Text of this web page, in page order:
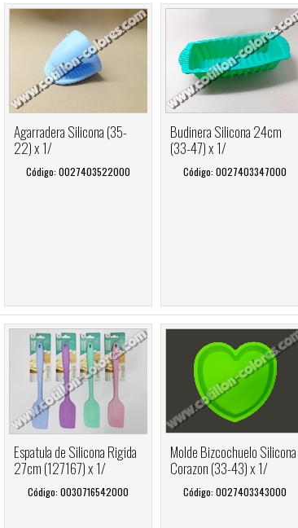
Agarradera Silicona (35-
22) x 1/
Código: 0027403522000
Budinera Silicona 24cm
(33-47) x 1/
Código: 0027403347000
Espatula de Silicona Rigida
27cm (127167) x 1/
Código: 0030716542000
Molde Bizcochuelo Silicona
Corazon (33-43) x 1/
Código: 0027403343000